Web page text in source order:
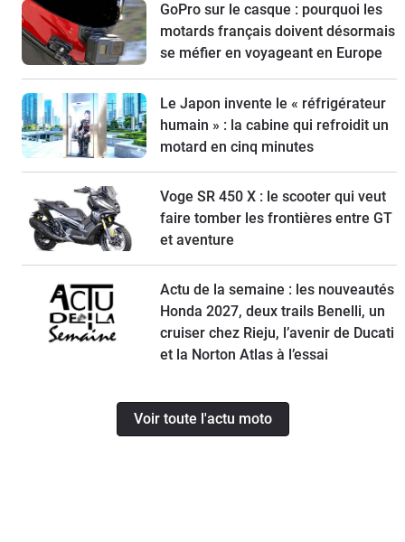
GoPro sur le casque : pourquoi les
motards français doivent désormais
se méfier en voyageant en Europe
Le Japon invente le « réfrigérateur
humain » : la cabine qui refroidit un
motard en cinq minutes
Voge SR 450 X : le scooter qui veut
faire tomber les frontières entre GT
et aventure
Actu de la semaine : les nouveautés
Honda 2027, deux trails Benelli, un
cruiser chez Rieju, l’avenir de Ducati
et la Norton Atlas à l’essai
Voir toute l'actu moto